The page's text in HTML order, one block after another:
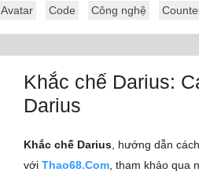
Avatar Code Công nghệ
Khắc chế Darius:
Darius
Khắc chế Darius , hướng dẫn
với Thao68.Com , tham khảo